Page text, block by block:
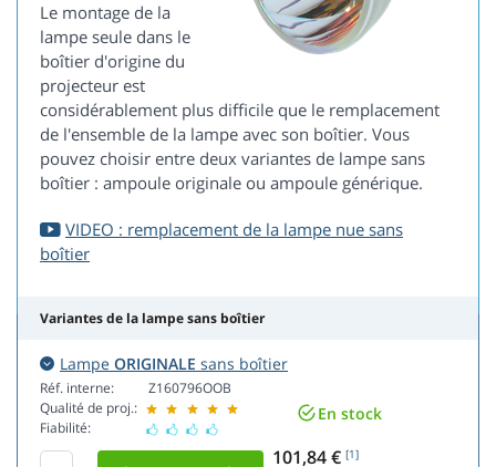
Le montage de la
lampe seule dans le
boîtier d'origine du
projecteur est
considérablement plus difficile que le remplacement
de l'ensemble de la lampe avec son boîtier. Vous
pouvez choisir entre deux variantes de lampe sans
boîtier : ampoule originale ou ampoule générique.
VIDEO : remplacement de la lampe nue sans
boîtier
Variantes de la lampe sans boîtier
Lampe ORIGINALE sans boîtier
Réf. interne:
Qualité de proj.:
Fiabilité:
Z160796OOB
En stock
101,84 € [1]